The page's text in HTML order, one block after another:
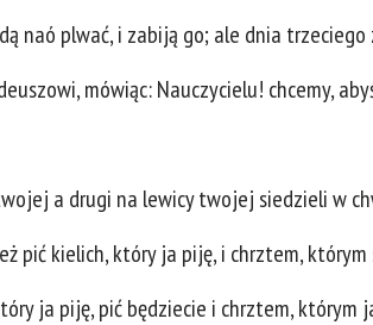
naó plwać, i zabiją go; ale dnia
mówiąc: Nauczycielu! chcemy,
a drugi na lewicy twojej siedzieli w
pić kielich, który ja piję, i chrztem,
ja piję, pić będziecie i chrztem, którym